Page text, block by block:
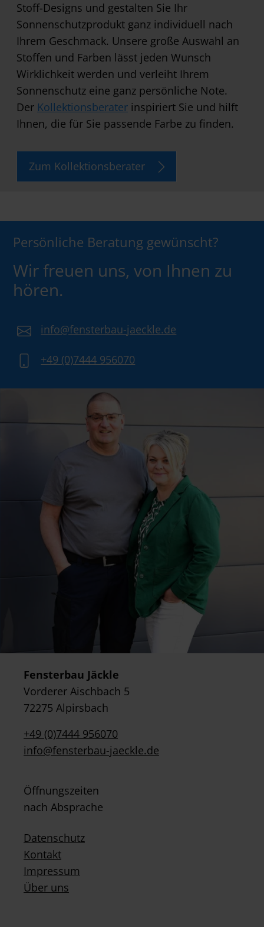
Stoff-Designs und gestalten Sie Ihr
Sonnenschutzprodukt ganz individuell nach
Ihrem Geschmack. Unsere große Auswahl an
Stoffen und Farben lässt jeden Wunsch
Wirklichkeit werden und verleiht Ihrem
Sonnenschutz eine ganz persönliche Note.
Der Kollektionsberater inspiriert Sie und hilft
Ihnen, die für Sie passende Farbe zu finden.
Zum Kollektionsberater
Persönliche Beratung gewünscht?
Wir freuen uns, von Ihnen zu
hören.
info@fensterbau-jaeckle.de
+49 (0)7444 956070
Fensterbau Jäckle
Vorderer Aischbach 5
72275 Alpirsbach
+49 (0)7444 956070
info@fensterbau-jaeckle.de
Öffnungszeiten
nach Absprache
Datenschutz
Kontakt
Impressum
Über uns